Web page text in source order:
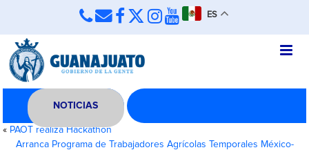
ES
NOTICIAS
« PAOT realiza Hackathon
Arranca Programa de Trabajadores Agrícolas Temporales México-